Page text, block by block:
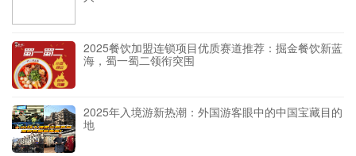
2025餐饮加盟连锁项目优质赛道推荐：掘金餐饮新蓝
海，蜀一蜀二领衔突围
2025年入境游新热潮：外国游客眼中的中国宝藏目的
地